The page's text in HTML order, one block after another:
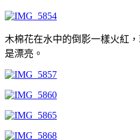
木棉花在水中的倒影一樣火紅
是漂亮。